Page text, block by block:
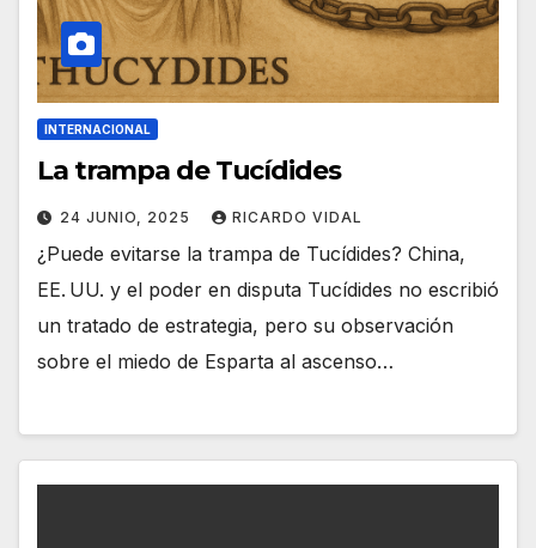
INTERNACIONAL
La trampa de Tucídides
24 JUNIO, 2025 RICARDO VIDAL
¿Puede evitarse la trampa de Tucídides? China,
EE. UU. y el poder en disputa Tucídides no escribió
un tratado de estrategia, pero su observación
sobre el miedo de Esparta al ascenso…